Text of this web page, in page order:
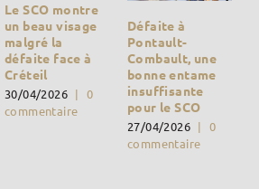
Le SCO montre
un beau visage
malgré la
défaite face à
Créteil
30/04/2026 |
0
commentaire
Défaite à
Pontault-
Combault, une
bonne entame
insuffisante
pour le SCO
27/04/2026 |
0
commentaire